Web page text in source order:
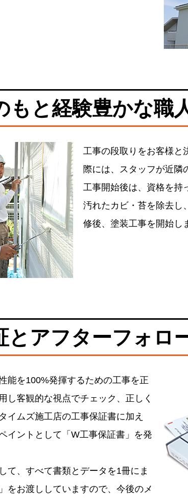
もと経験豊かな職
工事の段取りをお客様と
際には、スタッフが近隣
工事開始後は、資格を持
汚れたカビ・苔を除去し
修後、塗装工事を開始し
とアフターフォロ
能を100%発揮するための工事を正
し客観的な視点でチェック、正しく
イムズ施工店の工事保証書に加え
イントとして「W工事保証書」を発
て、すべて書類とデータを1冊にま
をお渡ししていますので、今後のメ